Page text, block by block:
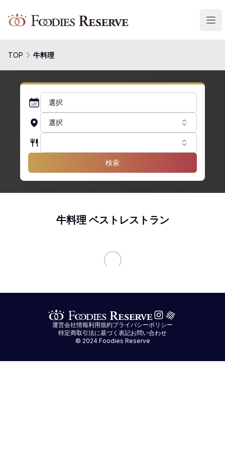
Foodies Reserve
TOP 牛料理
選択
選択
検索
牛料理 ベストレストラン
運営会社情報利用規約プライバシーポリシー
特定商取引法に基づく表記お問い合わせ
© 2024 Foodies Reserve